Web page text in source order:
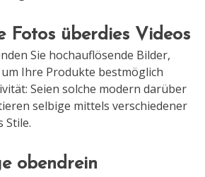
Fotos überdies Videos
Sie hochauflösende Bilder,
Ihre Produkte bestmöglich
Seien solche modern darüber
selbige mittels verschiedener
Stile.
obendrein